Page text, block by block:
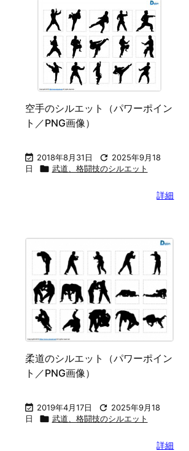
空手のシルエット（パワーポイン
ト／PNG画像）
 2018年8月31日  2025年9月18
日
 武道、格闘技のシルエット
詳細
柔道のシルエット（パワーポイン
ト／PNG画像）
 2019年4月17日  2025年9月18
日
 武道、格闘技のシルエット
詳細